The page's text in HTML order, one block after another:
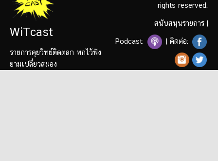
WiTcast
รายการคุยวิทย์ติดตลก พกไว้ฟัง
ยามเปลี่ยวสมอง
rights reserved.
สนับสนุนรายการ |
Podcast: | ติดต่อ: